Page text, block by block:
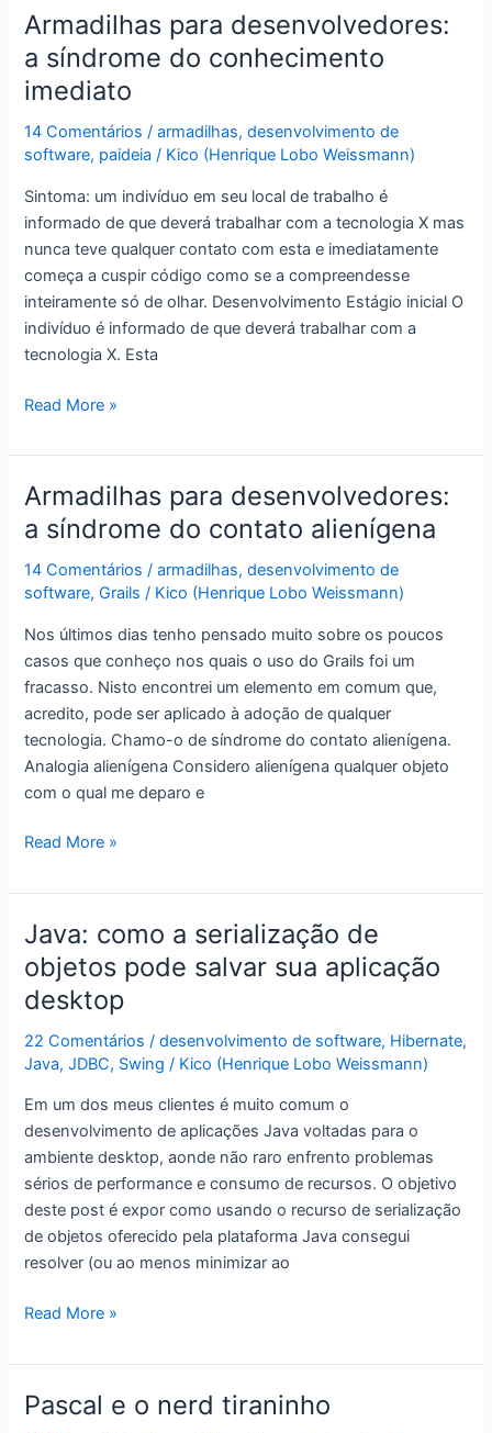
do
SOLID
pode
melhorar
projeto
orientado
a
objetos
Armadilhas para desenvolvedores:
a síndrome do conhecimento
imediato
14 Comentários /armadilhas,desenvolvimento de
software, paideia / Kico (Henrique Lobo Weissmann)
Sintoma: um indivíduo em seu local de trabalho é
informado de que deverá trabalhar com a tecnologia X mas
nunca teve qualquer contato com esta e imediatamente
começa a cuspir código como se a compreendesse
inteiramente só de olhar. Desenvolvimento Estágio inicial O
indivíduo é informado de que deverá trabalhar com a
tecnologia X. Esta
Armadilhas
desenvolvedores:
a
síndrome
do
conhecimento
imediato
Read More »
Armadilhas para desenvolvedores:
a síndrome do contato alienígena
14 Comentários /armadilhas,desenvolvimento de
software,Grails / Kico (Henrique Lobo Weissmann)
Nos últimos dias tenho pensado muito sobre os poucos
casos que conheço nos quais o uso do Grails foi um
fracasso. Nisto encontrei um elemento em comum que,
acredito, pode ser aplicado à adoção de qualquer
tecnologia. Chamo-o de síndrome do contato alienígena.
Analogia alienígena Considero alienígena qualquer objeto
com o qual me deparo e
Armadilhas
desenvolvedores:
síndrome
do
contato
Read More »
Java: como a serialização de
objetos pode salvar sua aplicação
desktop
22 Comentários /desenvolvimento de software, Hibernate,
Java,JDBC, Swing / Kico (Henrique Lobo Weissmann)
Em um dos meus clientes é muito comum o
desenvolvimento de aplicações Java voltadas para o
ambiente desktop, aonde não raro enfrento problemas
sérios de performance e consumo de recursos. O objetivo
deste post é expor como usando o recurso de serialização
de objetos oferecido pela plataforma Java consegui
resolver (ou ao menos minimizar ao
Java:
a
serialização
de
Read More »
Pascal e o nerd tiraninho